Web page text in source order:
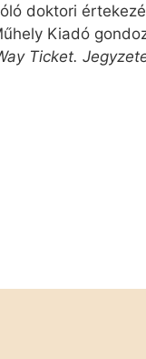
doktori
Kiadó
Ticket.